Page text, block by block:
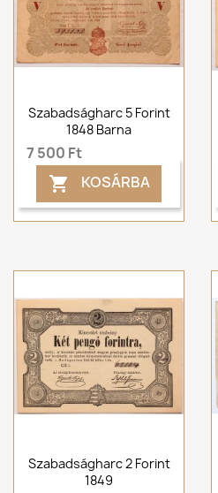
Szabadságharc 5 Forint
1848 Barna
7 500 Ft
 KOSÁRBA
Szabadságharc 2 Forint
1849